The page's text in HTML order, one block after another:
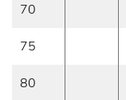
70
75
80